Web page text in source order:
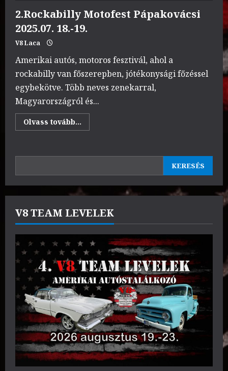
2.Rockabilly Motofest Pápakovácsi
2025.07. 18.-19.
V8 Laca
Amerikai autós, motoros fesztivál, ahol a
rockabilly van főszerepben, jótékonysági főzéssel
egybekötve. Több neves zenekarral,
Magyarországról és...
Olvass tovább...
more
Pápakovácsi
KERESÉS
V8 TEAM LEVELEK